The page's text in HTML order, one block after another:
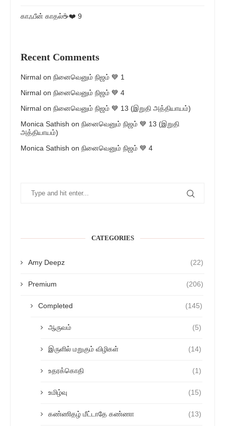
காஃபீன் காதல்☕❤️ 9
Recent Comments
Nirmal on நினைவெனும் நிஜம் 💙 1
Nirmal on நினைவெனும் நிஜம் 💙 4
Nirmal on நினைவெனும் நிஜம் 💙 13 (இறுதி அத்தியாயம்)
Monica Sathish on நினைவெனும் நிஜம் 💙 13 (இறுதி
அத்தியாயம்)
Monica Sathish on நினைவெனும் நிஜம் 💙 4
CATEGORIES
Amy Deepz (22)
Premium (206)
Completed (145)
ஆருவம் (5)
இருளில் மறுகும் விழிகள் (14)
உதரக்கொதி (1)
உமிழ்வு (15)
கண்ணிதழ் மீட்டாதே கண்ணா (13)